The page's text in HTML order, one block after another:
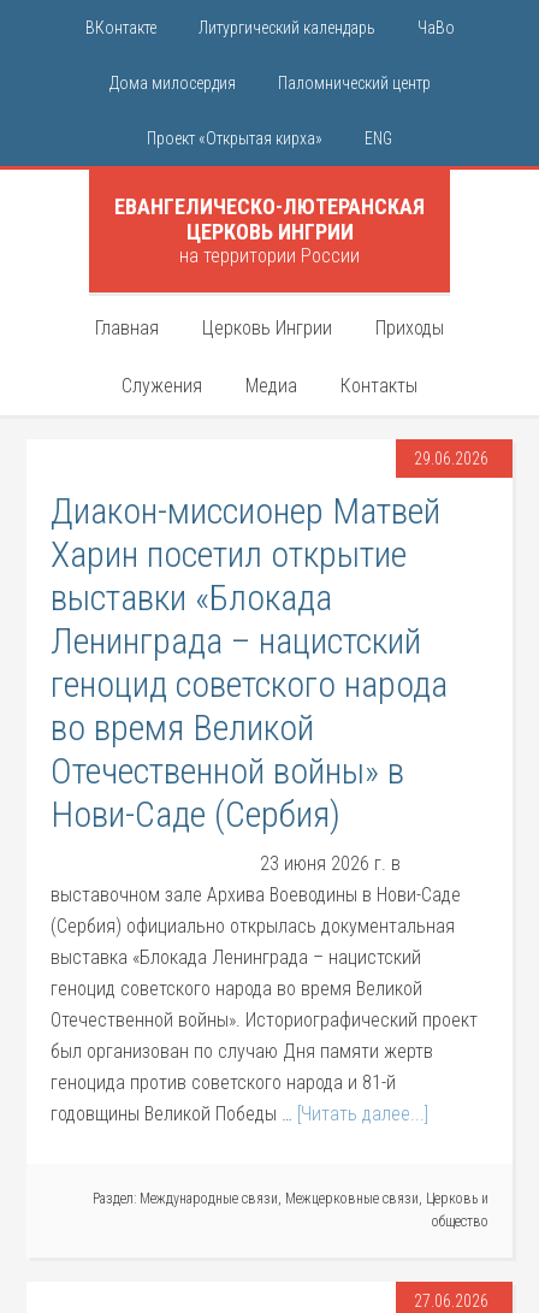
ВКонтакте Литургический календарь ЧаВо
Дома милосердия Паломнический центр
Проект «Открытая кирха» ENG
ЕВАНГЕЛИЧЕСКО-ЛЮТЕРАНСКАЯ
ЦЕРКОВЬ ИНГРИИ
на территории России
Главная Церковь Ингрии Приходы
Служения Медиа Контакты
29.06.2026
Диакон-миссионер Матвей
Харин посетил открытие
выставки «Блокада
Ленинграда – нацистский
геноцид советского народа
во время Великой
Отечественной войны» в
Нови-Саде (Сербия)
23 июня 2026 г. в
выставочном зале Архива Воеводины в Нови-Саде
(Сербия) официально открылась документальная
выставка «Блокада Ленинграда – нацистский
геноцид советского народа во время Великой
Отечественной войны». Историографический проект
был организован по случаю Дня памяти жертв
геноцида против советского народа и 81-й
годовщины Великой Победы … [Читать далее...]
Раздел: Международные связи, Межцерковные связи, Церковь и
общество
27.06.2026